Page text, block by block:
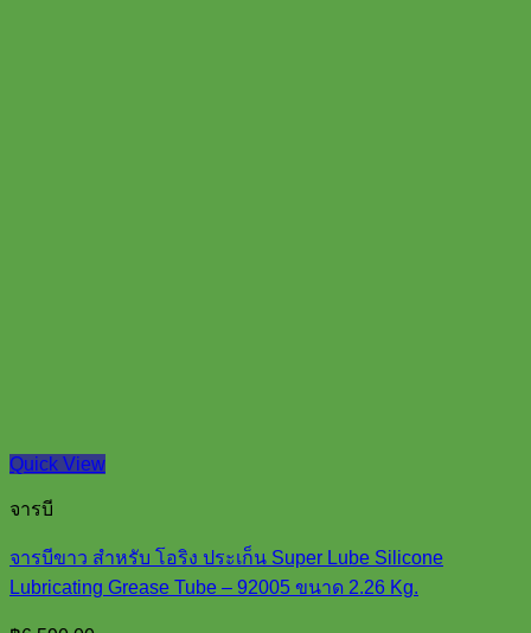
Quick View
จารบี
จารบีขาว สำหรับ โอริง ประเก็น Super Lube Silicone
Lubricating Grease Tube – 92005 ขนาด 2.26 Kg.